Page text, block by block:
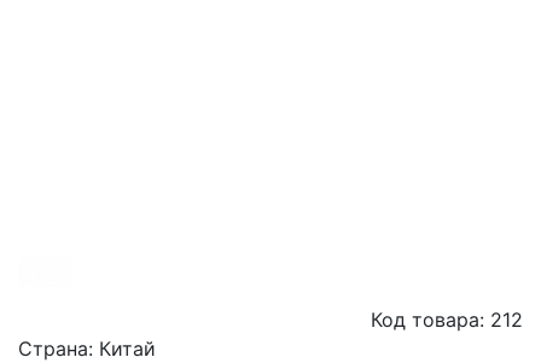
Код товара: 212
Страна: Китай